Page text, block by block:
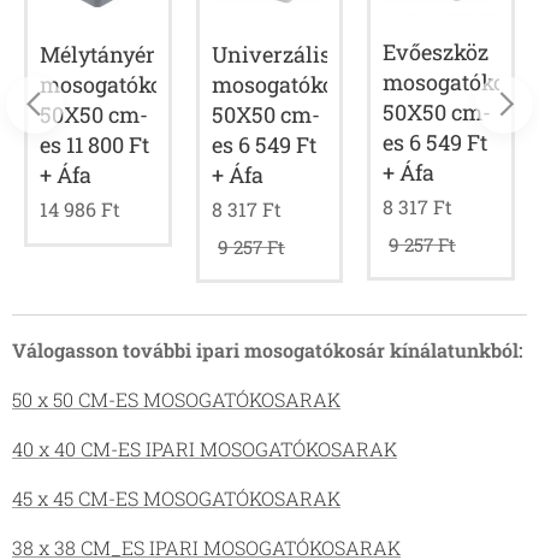
Mélytányér
mosogatókosár
50X50 cm-
es 11 800 Ft
+ Áfa
14 986Ft
Univerzális
mosogatókosár
50X50 cm-
es 6 549 Ft
+ Áfa
8 317Ft
9 257Ft
Evőeszköz
mosogatókosár
50X50 cm-
es 6 549 Ft
+ Áfa
8 317Ft
9 257Ft
Válogasson további ipari mosogatókosár kínálatunkból:
50 x 50 CM-ES MOSOGATÓKOSARAK
40 x 40 CM-ES IPARI MOSOGATÓKOSARAK
45 x 45 CM-ES MOSOGATÓKOSARAK
38 x 38 CM_ES IPARI MOSOGATÓKOSARAK